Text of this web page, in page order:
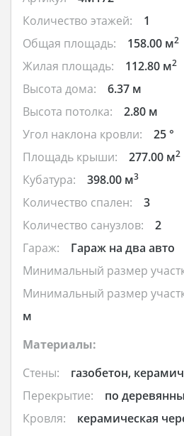
Количество этажей:
1
Общая площадь:
158.00 м2
Жилая площадь: 112.80 м2
Высота дома:
6.37 м
Высота потолка:
2.80 м
Угол наклона кровли:
25 °
Площадь крыши:
277.00 м2
Кубатура: 398.00 м3
Количество спален:
3
Количество санузлов:
2
Гараж:
Гараж на два авто
Минимальный размер
Минимальный размер
м
Материалы:
Стены:
газобетон,
Перекрытие:
по
Кровля:
керамическая